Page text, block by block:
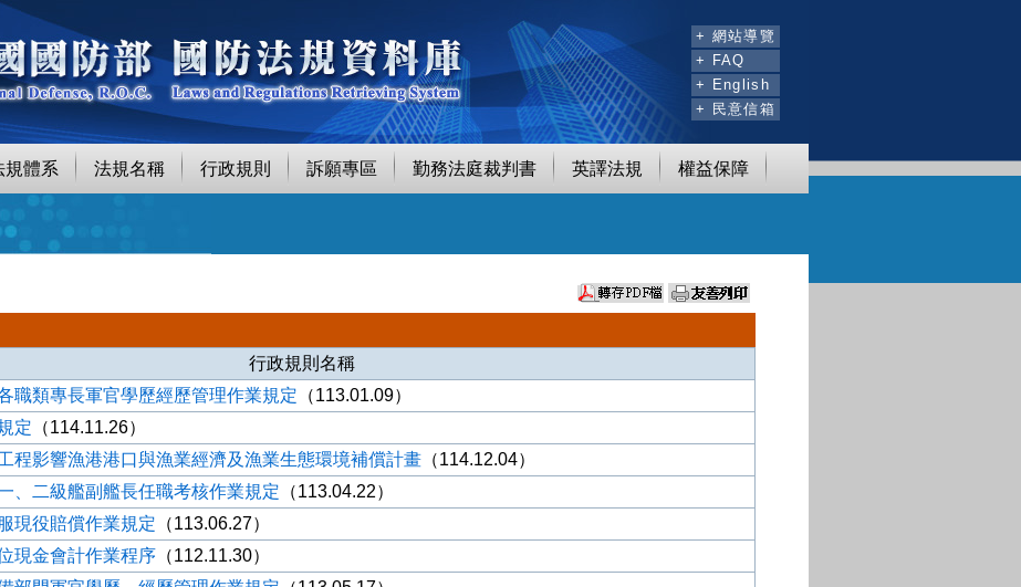
+ 網站導覽
+ FAQ
+ English
+ 民意信箱
規體系 法規名稱 行政規則 訴願專區 勤務法庭裁判書 英譯法規 權益保障
行政規則名稱
職類專長軍官學歷經歷管理作業規定 （113.01.09）
定 （114.11.26）
程影響漁港港口與漁業經濟及漁業生態環境補償計畫 （114.12.04）
、二級艦副艦長任職考核作業規定 （113.04.22）
現役賠償作業規定 （113.06.27）
現金會計作業程序 （112.11.30）